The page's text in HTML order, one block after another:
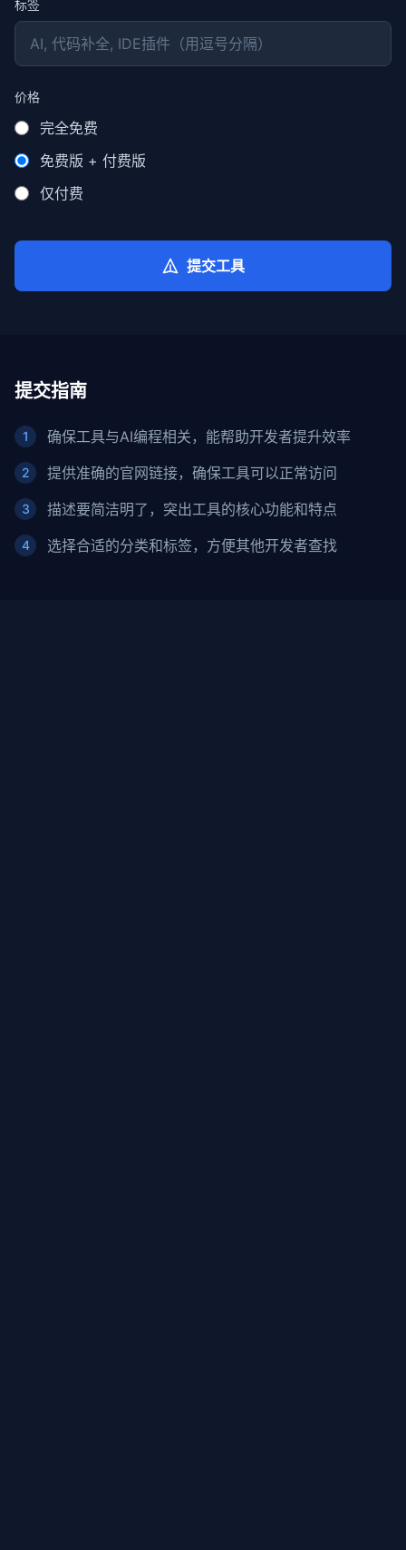
标签
价格
完全免费
免费版 + 付费版
仅付费
提交工具
提交指南
1 确保工具与AI编程相关，能帮助开发者提升效率
2 提供准确的官网链接，确保工具可以正常访问
3 描述要简洁明了，突出工具的核心功能和特点
4 选择合适的分类和标签，方便其他开发者查找